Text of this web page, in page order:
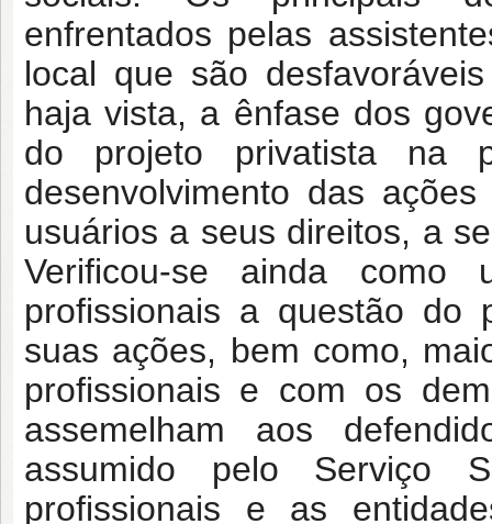
enfrentados pelas
local que são
haja vista, a ênfase dos
do projeto privatista na
desenvolvimento das
usuários a seus direitos, a
Verificou-se ainda
profissionais a questão do
suas ações, bem como,
profissionais e com os
assemelham aos
assumido pelo Serviço
profissionais e as